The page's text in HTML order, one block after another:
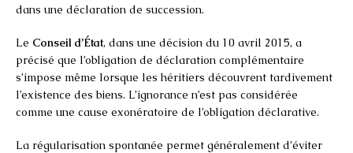
dans une déclaration de succession.
Le Conseil d’État, dans une décision du 10 avril 2015, a
précisé que l’obligation de déclaration complémentaire
s’impose même lorsque les héritiers découvrent tardivement
l’existence des biens. L’ignorance n’est pas considérée
comme une cause exonératoire de l’obligation déclarative.
La régularisation spontanée permet généralement d’éviter